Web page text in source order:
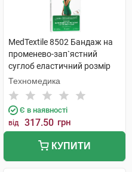
MedTextile 8502 Бандаж на
променево-зап`ястний
суглоб еластичний розмір
S/M 1 шт
Техномедика
Є в наявності
від 317.50 грн
КУПИТИ